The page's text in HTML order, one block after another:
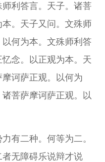
利答言。天子。诸菩
。天子又问。文殊师
何为本。文殊师利答
念。以正观为本。天
诃萨正观。以何为
菩萨摩诃萨正观。以
有二种。何等为二。
无障碍乐说辩才说